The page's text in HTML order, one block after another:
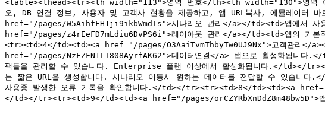
<table><thead><tr><th width="113">영역 번호</th><th width="130">영역
오, DB 연결 정보, 사용자 및 고객사 현황을 제공하고, 앱 URL복사, 에뮬레이터
href="/pages/W5AihfFH1ji9ikbWmdIs">시나리오 관리</a></td><td>앱에서 사
href="/pages/z4rEeFD7mLdiu6DvPS6i">레이아웃 관리</a></td><td>앱의 기
<tr><td>4</td><td><a href="/pages/O3AaiTvmThbyTw0UJ9Nx">고객관리</
href="/pages/NzFZFN1LT808AyrfAK62">데이터연결</a> 탭으로 활성화됩니
팩들을 관리할 수 있습니다. Enterprise 플랜 이상에서 활성화됩니다.</td></
는 짧은 URL을 생성합니다. 시나리오 이동시 원하는 데이터를 전달할 수 있습
사용중 발생한 오류 기록을 확인합니다.</td></tr><tr><td>8</td><td><a href="/
</td></tr><tr><td>9</td><td><a href="/pages/